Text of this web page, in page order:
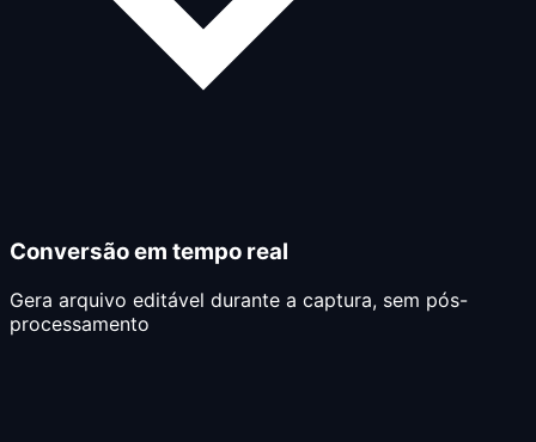
Conversão em tempo real
Gera arquivo editável durante a captura, sem pós-
processamento